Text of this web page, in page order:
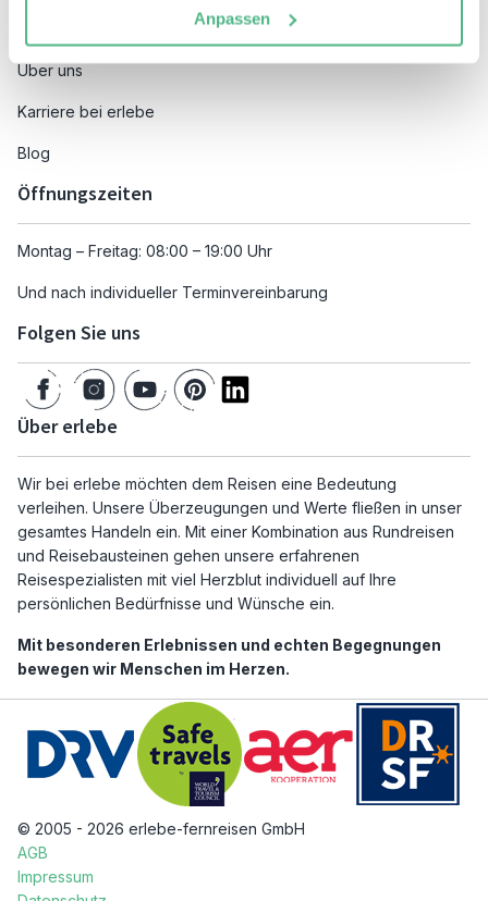
Anpassen
Über uns
Karriere bei erlebe
Blog
Öffnungszeiten
Montag – Freitag: 08:00 – 19:00 Uhr
Und nach individueller Terminvereinbarung
Folgen Sie uns
Über erlebe
Wir bei erlebe möchten dem Reisen eine Bedeutung
verleihen. Unsere Überzeugungen und Werte fließen in unser
gesamtes Handeln ein. Mit einer Kombination aus Rundreisen
und Reisebausteinen gehen unsere erfahrenen
Reisespezialisten mit viel Herzblut individuell auf Ihre
persönlichen Bedürfnisse und Wünsche ein.
Mit besonderen Erlebnissen und echten Begegnungen
bewegen wir Menschen im Herzen.
© 2005 - 2026 erlebe-fernreisen GmbH
AGB
Impressum